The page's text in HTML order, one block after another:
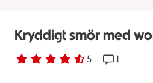
Kryddigt smör med
Betyg 4.2 av 5. 5
5 personer har röstatReceptet
1